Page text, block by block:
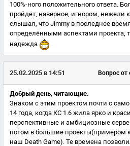
100%-ного положительного ответа.
пройдёт, наверное, игнором, нежели
слышал, что Jimmy в последнее
определёнными аспектами проекта,
надежда
25.02.2025 в 14:51 Вопрос от
Добрый день, читающие.
Знаком с этим проектом почти с
14 года, когда КС 1.6 жила ярко и
перспективные и амбициозные
потом в большие проекты(примером
наш Death Game). Те времена